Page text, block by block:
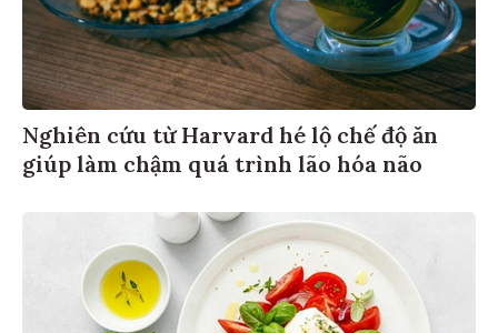
Nghiên cứu từ Harvard hé lộ chế độ ăn
giúp làm chậm quá trình lão hóa não